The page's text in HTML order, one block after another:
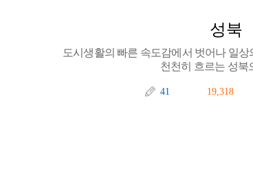
성북
도시생활의 빠른 속도감에서 벗어나 일
천천히 흐르는 성북
41 19,318